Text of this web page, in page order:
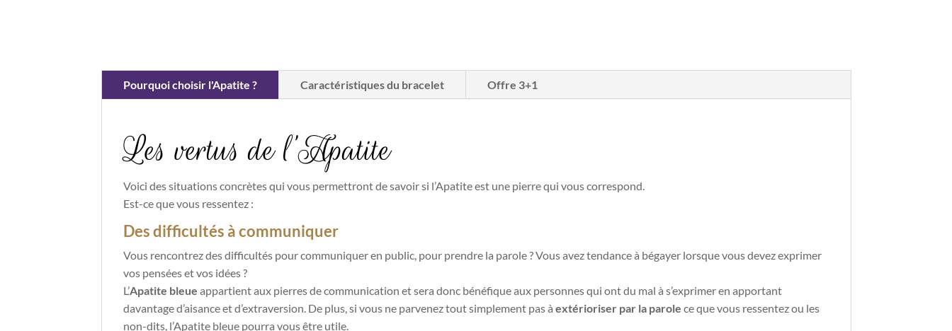
Pourquoi choisir l'Apatite ? Caractéristiques du bracelet Offre 3+1
Les vertus de l’Apatite
Voici des situations concrètes qui vous permettront de savoir si l’Apatite est une pierre qui vous correspond.
Est-ce que vous ressentez :
Des difficultés à communiquer
Vous rencontrez des difficultés pour communiquer en public, pour prendre la parole ? Vous avez tendance à bégayer lorsque vous devez exprimer
vos pensées et vos idées ?
L’Apatite bleue appartient aux pierres de communication et sera donc bénéfique aux personnes qui ont du mal à s’exprimer en apportant
davantage d’aisance et d’extraversion. De plus, si vous ne parvenez tout simplement pas à extérioriser par la parole ce que vous ressentez ou les
non-dits, l’Apatite bleue pourra vous être utile.